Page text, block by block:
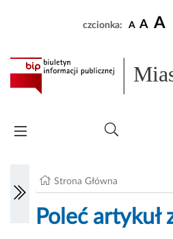
czcionka: A A A
Strona Główna
Poleć artykuł